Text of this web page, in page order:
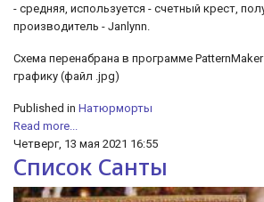
- средняя, используется - счетный крест,
производитель - Janlynn.
Схема перенабрана в программе
графику (файл .jpg)
Published in Натюрморты
Read more...
Четверг, 13 мая 2021 16:55
Список Санты